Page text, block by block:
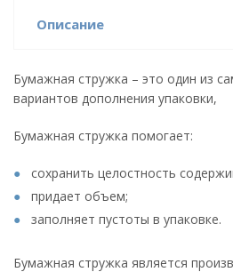
Описание
Бумажная стружка – это один из
вариантов дополнения упаковки,
Бумажная стружка помогает:
сохранить целостность
придает объем;
заполняет пустоты в упаковке.
Бумажная стружка является